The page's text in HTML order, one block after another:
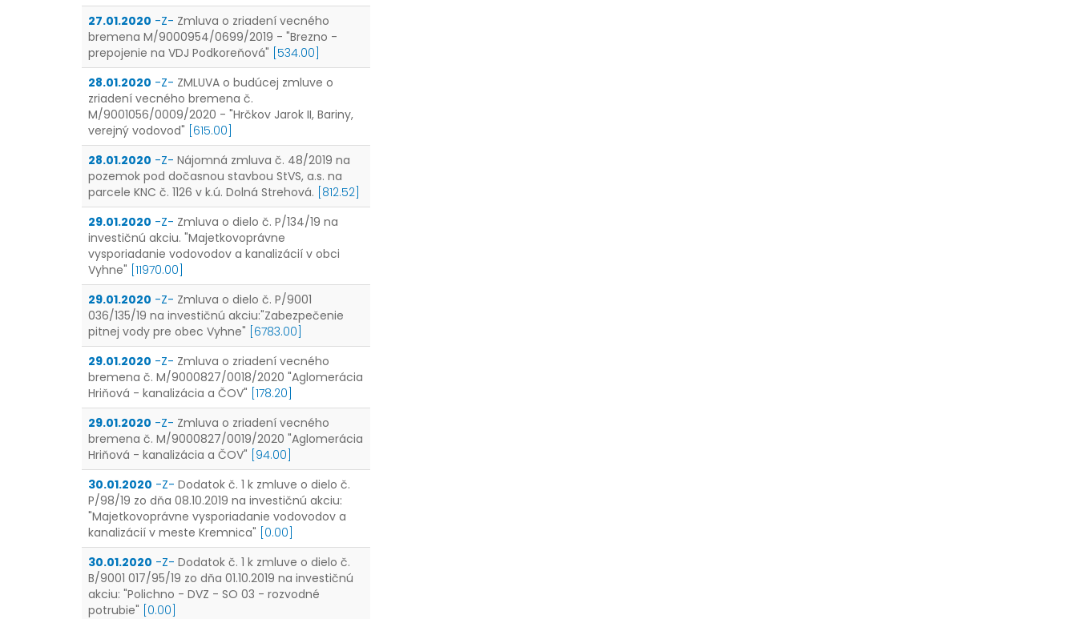
27.01.2020 -Z- Zmluva o zriadení vecného
bremena M/9000954/0699/2019 - "Brezno -
prepojenie na VDJ Podkoreňová" [534.00]
28.01.2020 -Z- ZMLUVA o budúcej zmluve o
zriadení vecného bremena č.
M/9001056/0009/2020 - "Hrčkov Jarok II, Bariny,
verejný vodovod" [615.00]
28.01.2020 -Z- Nájomná zmluva č. 48/2019 na
pozemok pod dočasnou stavbou StVS, a.s. na
parcele KNC č. 1126 v k.ú. Dolná Strehová. [812.52]
29.01.2020 -Z- Zmluva o dielo č. P/134/19 na
investičnú akciu. "Majetkovoprávne
vysporiadanie vodovodov a kanalizácií v obci
Vyhne" [11970.00]
29.01.2020 -Z- Zmluva o dielo č. P/9001
036/135/19 na investičnú akciu:"Zabezpečenie
pitnej vody pre obec Vyhne" [6783.00]
29.01.2020 -Z- Zmluva o zriadení vecného
bremena č. M/9000827/0018/2020 "Aglomerácia
Hriňová - kanalizácia a ČOV" [178.20]
29.01.2020 -Z- Zmluva o zriadení vecného
bremena č. M/9000827/0019/2020 "Aglomerácia
Hriňová - kanalizácia a ČOV" [94.00]
30.01.2020 -Z- Dodatok č. 1 k zmluve o dielo č.
P/98/19 zo dňa 08.10.2019 na investičnú akciu:
"Majetkovoprávne vysporiadanie vodovodov a
kanalizácií v meste Kremnica" [0.00]
30.01.2020 -Z- Dodatok č. 1 k zmluve o dielo č.
B/9001 017/95/19 zo dňa 01.10.2019 na investičnú
akciu: "Polichno - DVZ - SO 03 - rozvodné
potrubie" [0.00]